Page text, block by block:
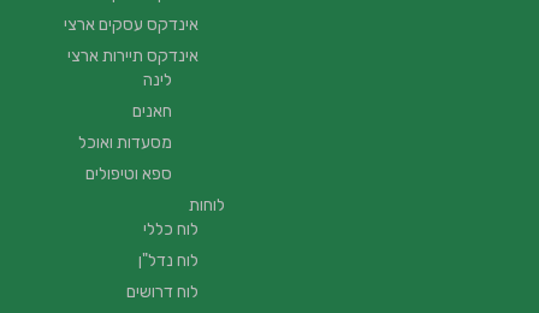
אינדקס עסקים ארצי
אינדקס תיירות ארצי
לינה
חאנים
מסעדות ואוכל
ספא וטיפולים
לוחות
לוח כללי
לוח נדל"ן
לוח דרושים